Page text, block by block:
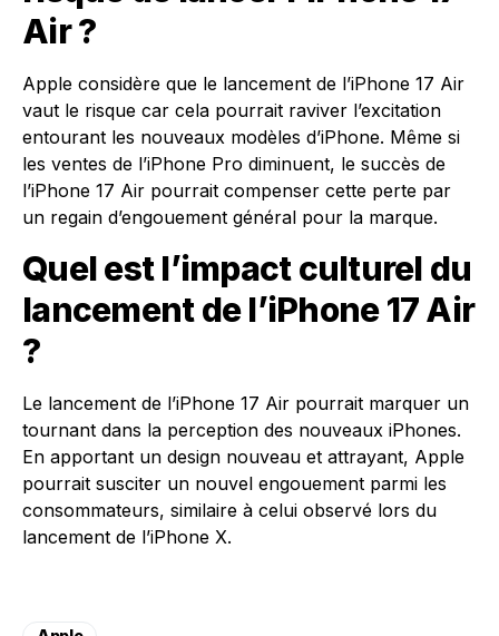
Air ?
Apple considère que le lancement de l’iPhone 17 Air
vaut le risque car cela pourrait raviver l’excitation
entourant les nouveaux modèles d’iPhone. Même si
les ventes de l’iPhone Pro diminuent, le succès de
l’iPhone 17 Air pourrait compenser cette perte par
un regain d’engouement général pour la marque.
Quel est l’impact culturel du
lancement de l’iPhone 17 Air
?
Le lancement de l’iPhone 17 Air pourrait marquer un
tournant dans la perception des nouveaux iPhones.
En apportant un design nouveau et attrayant, Apple
pourrait susciter un nouvel engouement parmi les
consommateurs, similaire à celui observé lors du
lancement de l’iPhone X.